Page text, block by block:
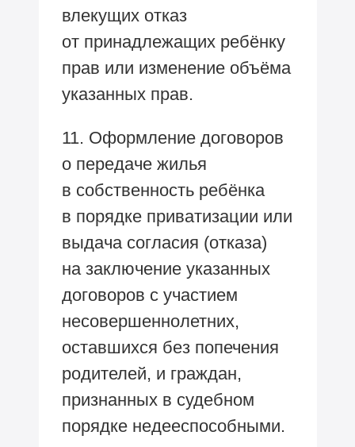
влекущих отказ
от принадлежащих ребёнку
прав или изменение объёма
указанных прав.
11. Оформление договоров
о передаче жилья
в собственность ребёнка
в порядке приватизации или
выдача согласия (отказа)
на заключение указанных
договоров с участием
несовершеннолетних,
оставшихся без попечения
родителей, и граждан,
признанных в судебном
порядке недееспособными.